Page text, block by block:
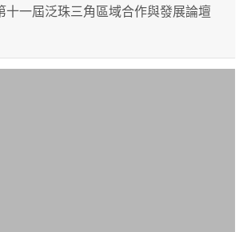
十一屆泛珠三角區域合作與發展論壇